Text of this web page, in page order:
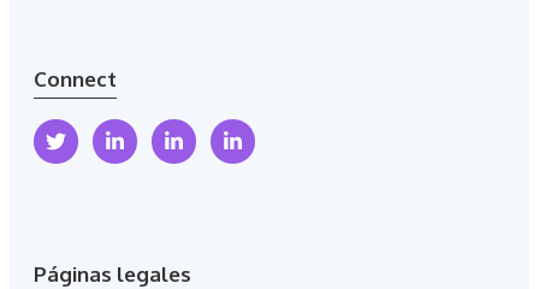
Connect
Páginas legales